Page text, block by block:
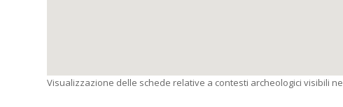
Visualizzazione delle schede relative a contesti archeologici visibili